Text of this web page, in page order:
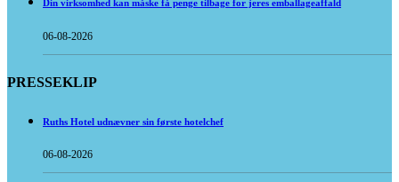
Din virksomhed kan måske få penge tilbage for jeres emballageaffald
06-08-2026
PRESSEKLIP
Ruths Hotel udnævner sin første hotelchef
06-08-2026